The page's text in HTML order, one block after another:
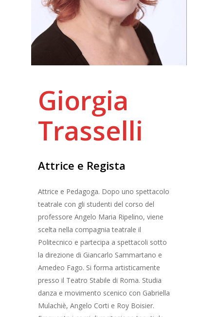
Giorgia
Trasselli
Attrice e Regista
Attrice e Pedagoga. Dopo uno spettacolo
teatrale con gli studenti del corso del
professore Angelo Maria Ripelino, viene
scelta nella compagnia teatrale il
Politecnico e partecipa a spettacoli sotto
la direzione di Giancarlo Sammartano e
Amedeo Fago. Si forma artisticamente
presso il Teatro Stabile di Roma. Studia
danza e movimento scenico con Gabriella
Mulachiè, Angelo Corti e Roy Boisier.